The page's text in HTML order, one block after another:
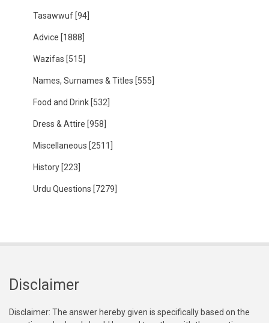
Tasawwuf [94]
Advice [1888]
Wazifas [515]
Names, Surnames & Titles [555]
Food and Drink [532]
Dress & Attire [958]
Miscellaneous [2511]
History [223]
Urdu Questions [7279]
Disclaimer
Disclaimer: The answer hereby given is specifically based on the